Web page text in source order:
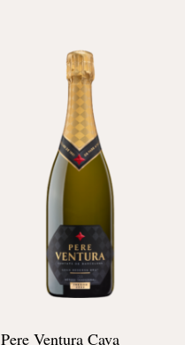
Pere Ventura Cava